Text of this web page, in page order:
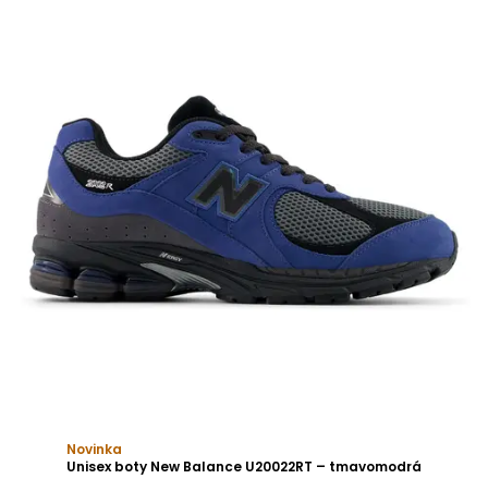
Novinka
Unisex boty New Balance U20022RT – tmavomodrá